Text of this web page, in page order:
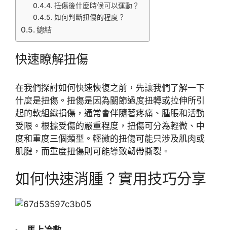
扭傷後什麼時候可以運動？
如何判斷扭傷的程度？
總結
快速瞭解扭傷
在我們探討如何快速恢復之前，先讓我們了解一下
什麼是扭傷。扭傷是因為關節過度扭轉或拉伸所引
起的軟組織損傷，通常會伴隨著疼痛、腫脹和活動
受限。根據受傷的嚴重程度，扭傷可分為輕微、中
度和重度三個類型。輕微的扭傷可能只涉及肌肉或
肌腱，而重度扭傷則可能導致韌帶撕裂。
如何快速消腫？實用技巧分享